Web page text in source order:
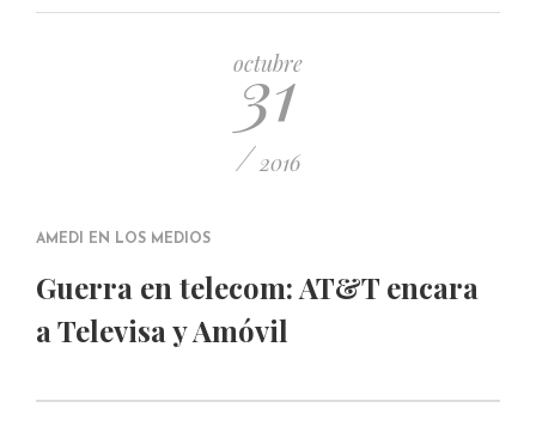
octubre
31
/ 2016
AMEDI EN LOS MEDIOS
Guerra en telecom: AT&T encara
a Televisa y Amóvil